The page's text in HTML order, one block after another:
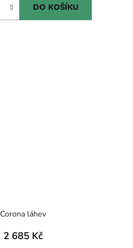
DO KOŠÍKU
Corona láhev
2 685 Kč